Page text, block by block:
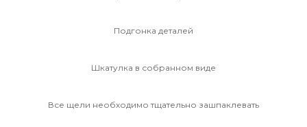
Подгонка деталей
Шкатулка в собранном виде
Все щели необходимо тщательно зашпаклевать